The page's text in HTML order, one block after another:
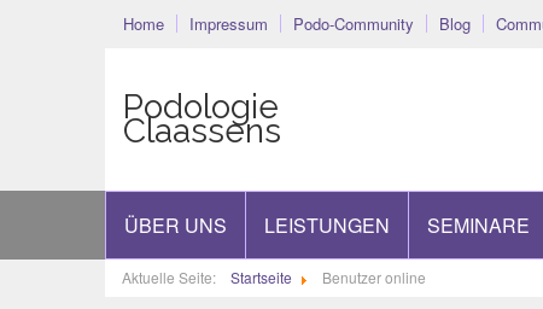
Home Impressum Podo-Community Blog
Podologie
Claassens
ÜBER UNS LEISTUNGEN SEMINARE
Aktuelle Seite: Startseite Benutzer online